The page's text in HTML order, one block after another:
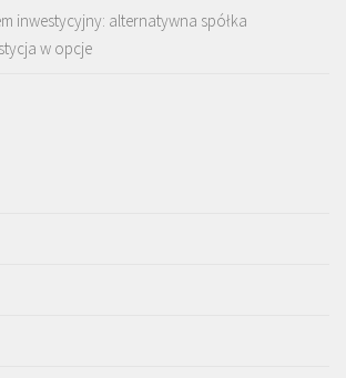
inwestycyjny: alternatywna spółka
w opcje